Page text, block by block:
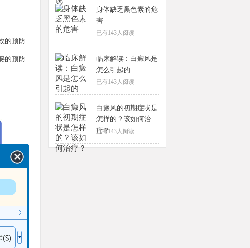
的预防
的预防
身体缺乏黑色素的危
害
已有143人阅读
临床解读：白癜风是
怎么引起的
已有143人阅读
白癜风的初期症状是
怎样的？该如何治
疗？
已有143人阅读